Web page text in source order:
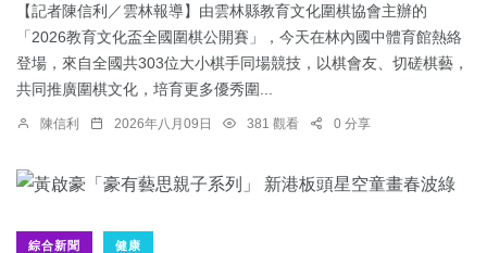
【記者陳信利／雲林報導】由雲林縣教育文化圍棋協會主辦的
「2026教育文化盃全國圍棋公開賽」，今天在林內國中體育館熱絡
登場，來自全國共303位大小棋手同場競技，以棋會友、切磋棋藝，
共同推廣圍棋文化，培育更多優秀圍...
陳信利 2026年八月09日 381 觀看 0 分享
綜合新聞 健康